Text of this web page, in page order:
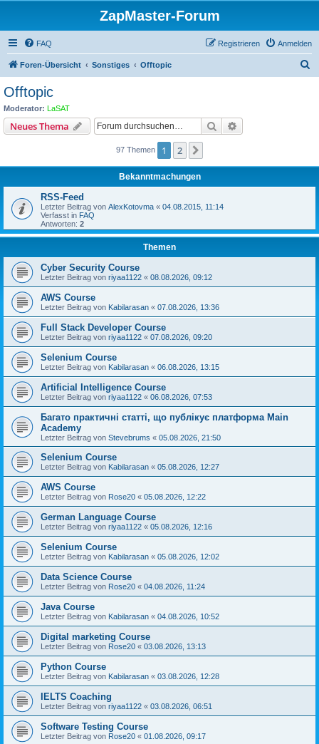
ZapMaster-Forum
FAQ Anmelden
Registrieren
Foren-Übersicht Sonstiges Offtopic
Offtopic
Moderator: LaSAT
Neues Thema Suche
97 Themen 1 2
Bekanntmachungen
RSS-Feed
Letzter Beitrag von AlexKotovma « 04.08.2015, 11:14
Verfasst in FAQ
Antworten: 2
Themen
Cyber Security Course
Letzter Beitrag von riyaa1122 « 08.08.2026, 09:12
AWS Course
Letzter Beitrag von Kabilarasan « 07.08.2026, 13:36
Full Stack Developer Course
Letzter Beitrag von riyaa1122 « 07.08.2026, 09:20
Selenium Course
Letzter Beitrag von Kabilarasan « 06.08.2026, 13:15
Artificial Intelligence Course
Letzter Beitrag von riyaa1122 « 06.08.2026, 07:53
Багато практичні статті, що публікує платформа Main
Academy
Letzter Beitrag von Stevebrums « 05.08.2026, 21:50
Selenium Course
Letzter Beitrag von Kabilarasan « 05.08.2026, 12:27
AWS Course
Letzter Beitrag von Rose20 « 05.08.2026, 12:22
German Language Course
Letzter Beitrag von riyaa1122 « 05.08.2026, 12:16
Selenium Course
Letzter Beitrag von Kabilarasan « 05.08.2026, 12:02
Data Science Course
Letzter Beitrag von Rose20 « 04.08.2026, 11:24
Java Course
Letzter Beitrag von Kabilarasan « 04.08.2026, 10:52
Digital marketing Course
Letzter Beitrag von Rose20 « 03.08.2026, 13:13
Python Course
Letzter Beitrag von Kabilarasan « 03.08.2026, 12:28
IELTS Coaching
Letzter Beitrag von riyaa1122 « 03.08.2026, 06:51
Software Testing Course
Letzter Beitrag von Rose20 « 01.08.2026, 09:17